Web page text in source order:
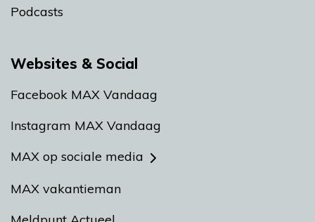
Podcasts
Websites & Social
Facebook MAX Vandaag
Instagram MAX Vandaag
MAX op sociale media
MAX vakantieman